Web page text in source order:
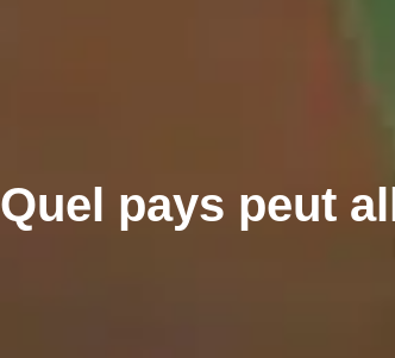
Quel pays peut